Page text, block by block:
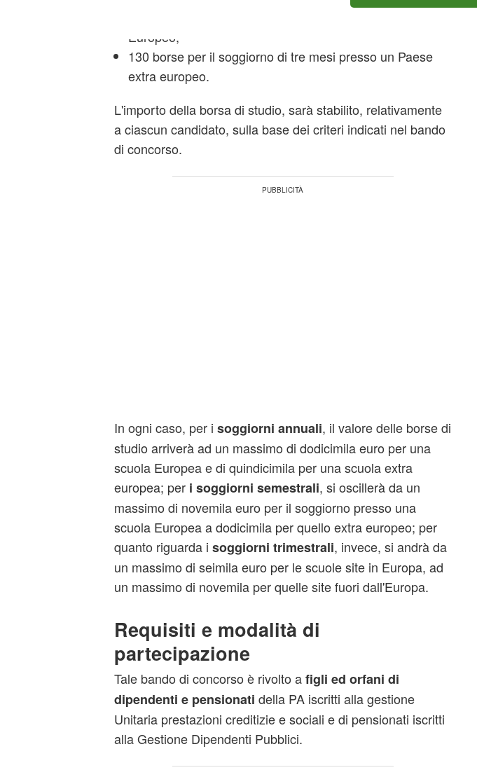
Europeo;
130 borse per il soggiorno di tre mesi presso un Paese
extra europeo.
L'importo della borsa di studio, sarà stabilito, relativamente
a ciascun candidato, sulla base dei criteri indicati nel bando
di concorso.
In ogni caso, per i soggiorni annuali, il valore delle borse di
studio arriverà ad un massimo di dodicimila euro per una
scuola Europea e di quindicimila per una scuola extra
europea; per i soggiorni semestrali, si oscillerà da un
massimo di novemila euro per il soggiorno presso una
scuola Europea a dodicimila per quello extra europeo; per
quanto riguarda i soggiorni trimestrali, invece, si andrà da
un massimo di seimila euro per le scuole site in Europa, ad
un massimo di novemila per quelle site fuori dall'Europa.
Requisiti e modalità di
partecipazione
Tale bando di concorso è rivolto afigli ed orfani di
dipendenti e pensionati della PA iscritti alla gestione
Unitaria prestazioni creditizie e sociali e di pensionati iscritti
alla Gestione Dipendenti Pubblici.